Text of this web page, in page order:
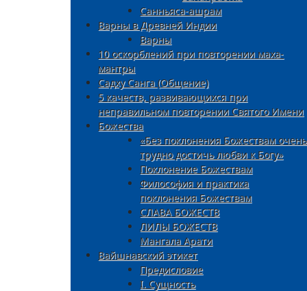
Санньяса-ашрам
Варны в Древней Индии
Варны
10 оскорблений при повторении маха-
мантры
Садху Санга (Общение)
5 качеств, развивающихся при
неправильном повторении Святого Имени
Божества
«Без поклонения Божествам очень
трудно достичь любви к Богу»
Поклонение Божествам
Философия и практика
поклонения Божествам
СЛАВА БОЖЕСТВ
ЛИЛЫ БОЖЕСТВ
Мангала Арати
Вайшнавский этикет
Предисловие
I. Сущность